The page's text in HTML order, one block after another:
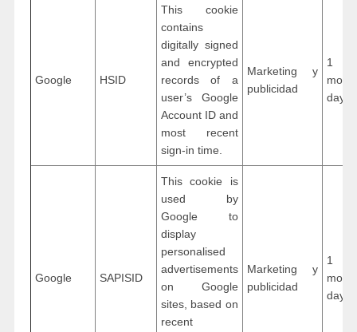
Google HSID
This cookie
contains
digitally signed
and encrypted
records of a
user’s Google
Account ID and
most recent
sign-in time.
Marketing y
publicidad
1
days
Google SAPISID
This cookie is
used by
Google to
display
personalised
advertisements
on Google
sites, based on
recent
Marketing y
publicidad
1
days